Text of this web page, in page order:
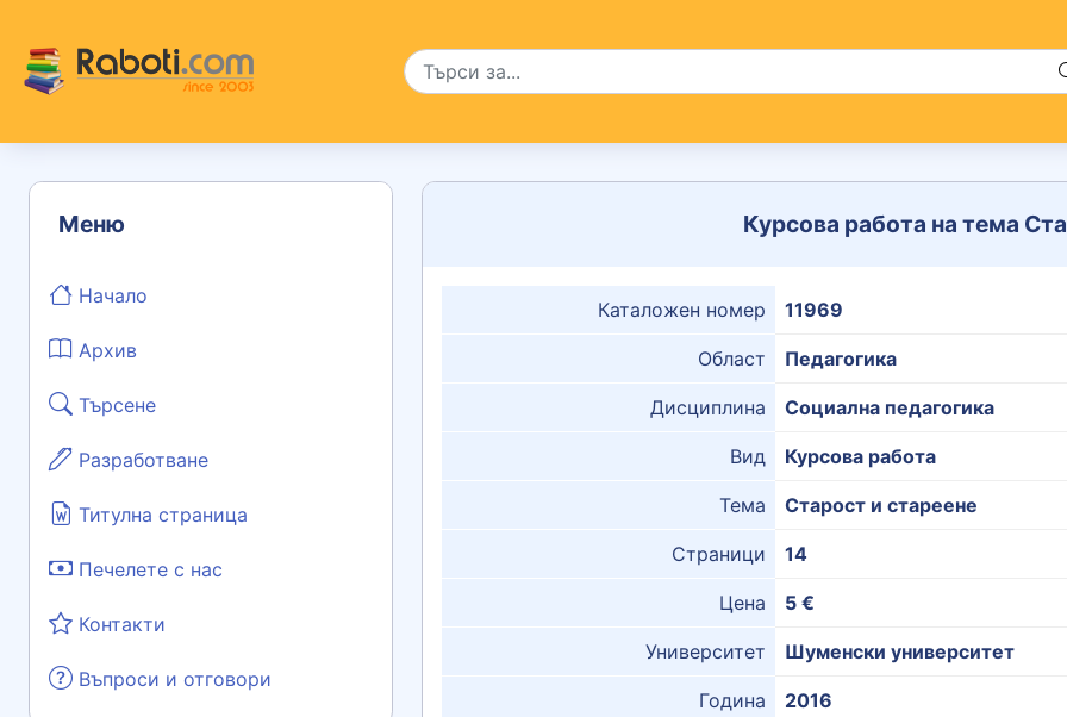
Меню
Начало
Архив
Търсене
Разработване
Титулна страница
Печелете с нас
Контакти
Въпроси и отговори
Курсова работа на тема
Каталожен номер 11969
Област Педагогика
Дисциплина Социална педагогика
Вид Курсова работа
Тема Старост и стареене
Страници 14
Цена 5 €
Университет Шуменски университет
Година 2016